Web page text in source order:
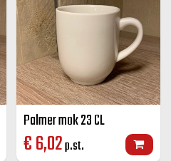
Palmer mok 23 CL
€6,02p.st.